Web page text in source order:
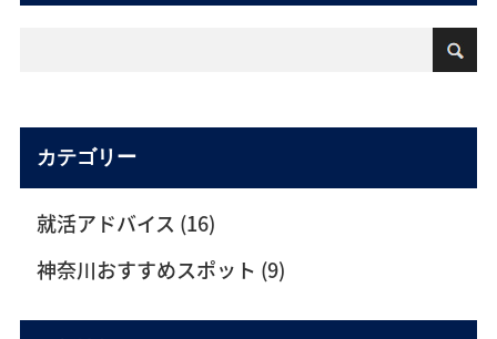
カテゴリー
就活アドバイス (16)
神奈川おすすめスポット (9)